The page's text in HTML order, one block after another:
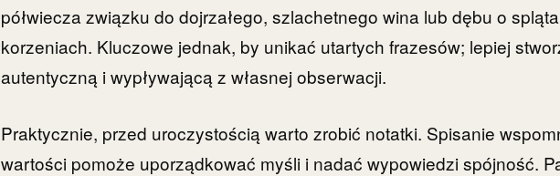
półwiecza związku do dojrzałego, szlachetnego wina lub dębu o
korzeniach. Kluczowe jednak, by unikać utartych frazesów; lepiej
autentyczną i wypływającą z własnej obserwacji.
Praktycznie, przed uroczystością warto zrobić notatki. Spisanie
wartości pomoże uporządkować myśli i nadać wypowiedzi spójność.